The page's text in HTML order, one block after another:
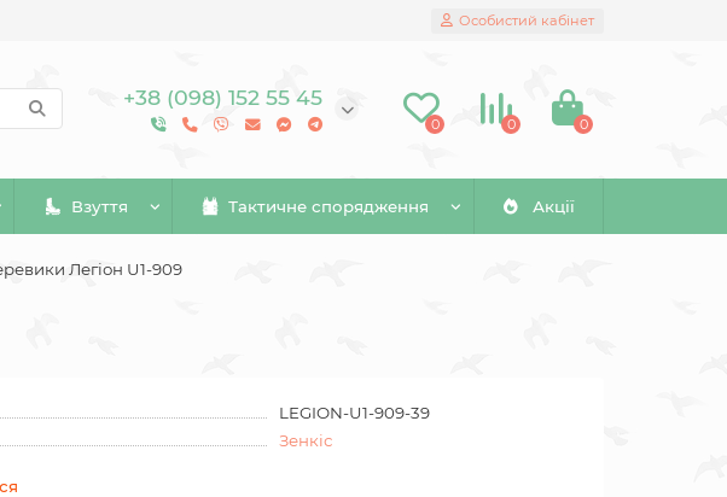
Особистий кабінет
+38 (098) 152 55 45
0 0 0
Взуття Тактичне спорядження Акції
Легіон U1-909
LEGION-U1-909-39
Зенкіс